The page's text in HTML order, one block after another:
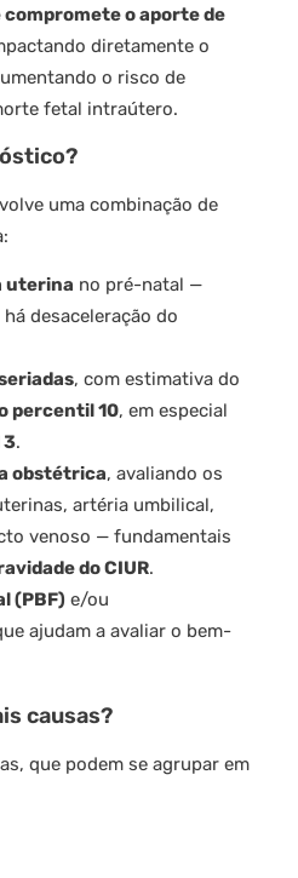
o aporte de
diretamente o
o risco de
fetal intraútero.
uma combinação de
uterina no pré-natal —
desaceleração do
, com estimativa do
percentil 10, em especial
3.
obstétrica, avaliando os
artéria umbilical,
venoso — fundamentais
do CIUR.
(PBF) e/ou
ajudam a avaliar o bem-
causas?
que podem se agrupar em